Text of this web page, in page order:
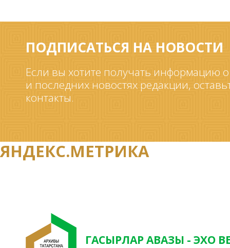
ПОДПИСАТЬСЯ НА НОВОСТИ
Если вы хотите получать информацию
и последних новостях редакции,
контакты.
ЯНДЕКС.МЕТРИКА
ГАСЫРЛАР АВАЗЫ - ЭХО